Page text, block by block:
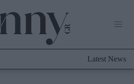
Latest News